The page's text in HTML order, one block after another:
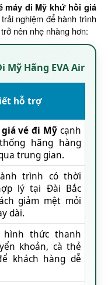
máy đi Mỹ khứ hồi giá
nghiệm để hành trình
nên nhẹ nhàng hơn:
Mỹ Hãng EVA Air
hỗ trợ
vé đi Mỹcạnh
hãng hàng
trung gian.
trình có thời
lý tại Đài Bắc
giảm mệt mỏi
dài.
thức thanh
khoản, cà thẻ
khách hàng dễ